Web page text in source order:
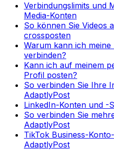
Verbindungslimits und
Media-Konten
So können Sie Videos
crossposten
Warum kann ich
verbinden?
Kann ich auf meinem
Profil posten?
So verbinden Sie Ihre
AdaptlyPost
LinkedIn-Konten und -
So verbinden Sie
AdaptlyPost
TikTok Business-
AdaptlyPost